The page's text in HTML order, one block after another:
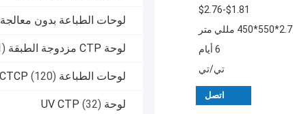
لوحات الطباعة بدون معالجة
لوحة CTP مزدوجة الطبقة (111)
لوحات الطباعة CTCP (120)
لوحة UV CTP (32)
$1.81-$2.76
2.7*550*450 مللي متر
6 أيام
تي/تي
اتصل